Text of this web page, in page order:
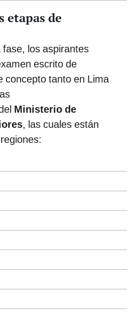
etapas de
los aspirantes
escrito de
concepto tanto en Lima
Ministerio de
, las cuales están